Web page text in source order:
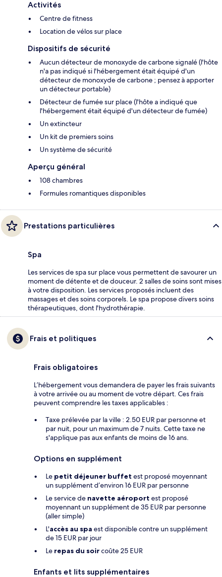
Activités
Centre de fitness
Location de vélos sur place
Dispositifs de sécurité
Aucun détecteur de monoxyde de carbone signalé (l'hôte
n'a pas indiqué si l'hébergement était équipé d'un
détecteur de monoxyde de carbone ; pensez à apporter
un détecteur portable)
Détecteur de fumée sur place (l'hôte a indiqué que
l'hébergement était équipé d'un détecteur de fumée)
Un extincteur
Un kit de premiers soins
Un système de sécurité
Aperçu général
108 chambres
Formules romantiques disponibles
Prestations particulières
Spa
Les services de spa sur place vous permettent de savourer un
moment de détente et de douceur. 2 salles de soins sont mises
à votre disposition. Les services proposés incluent des
massages et des soins corporels. Le spa propose divers soins
thérapeutiques, dont l'hydrothérapie.
Frais et politiques
Frais obligatoires
L’hébergement vous demandera de payer les frais suivants
à votre arrivée ou au moment de votre départ. Ces frais
peuvent comprendre les taxes applicables :
Taxe prélevée par la ville : 2.50 EUR par personne et
par nuit, pour un maximum de 7 nuits. Cette taxe ne
s'applique pas aux enfants de moins de 16 ans.
Options en supplément
Le petit déjeuner buffet est proposé moyennant
un supplément d’environ 16 EUR par personne
Le service de navette aéroport est proposé
moyennant un supplément de 35 EUR par personne
(aller simple)
L'accès au spa est disponible contre un supplément
de 15 EUR par jour
Le repas du soircoûte 25 EUR
Enfants et lits supplémentaires